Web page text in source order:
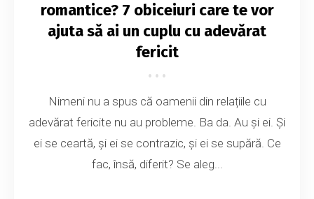
romantice? 7 obiceiuri care te vor
ajuta să ai un cuplu cu adevărat
fericit
Nimeni nu a spus că oamenii din relațiile cu
adevărat fericite nu au probleme. Ba da. Au și ei. Și
ei se ceartă, și ei se contrazic, și ei se supără. Ce
fac, însă, diferit? Se aleg...